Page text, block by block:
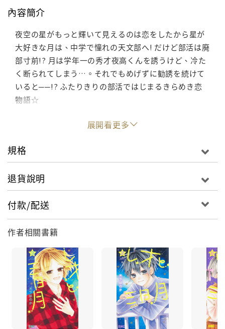
內容簡介
夜空の星がもっと輝いて見えるのは恋をしたから星が
大好きな月は、中学で憧れの天文部へ! だけど部活は廃
部寸前!? 月は学年一の秀才夜高くんを誘うけど、冷た
く断られてしまう…。それでもめげずに勧誘を続けて
いると──!? ふたりきりの部活ではじまるきらめき恋
物語☆
展開看更多
規格
退貨說明
付款/配送
作者相關書籍